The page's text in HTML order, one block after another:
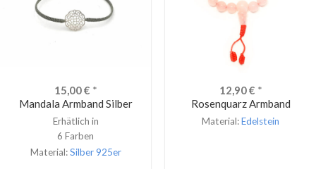
15,00€ *
Mandala Armband Silber
Erhätlich in
6 Farben
Material:Silber 925er
12,90€ *
Rosenquarz Armband
Material:Edelstein